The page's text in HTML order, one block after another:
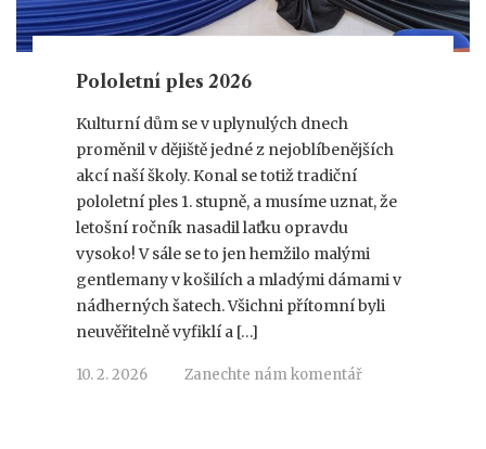
Pololetní ples 2026
Kulturní dům se v uplynulých dnech
proměnil v dějiště jedné z nejoblíbenějších
akcí naší školy. Konal se totiž tradiční
pololetní ples 1. stupně, a musíme uznat, že
letošní ročník nasadil laťku opravdu
vysoko! V sále se to jen hemžilo malými
gentlemany v košilích a mladými dámami v
nádherných šatech. Všichni přítomní byli
neuvěřitelně vyfiklí a […]
10. 2. 2026 Zanechte nám komentář